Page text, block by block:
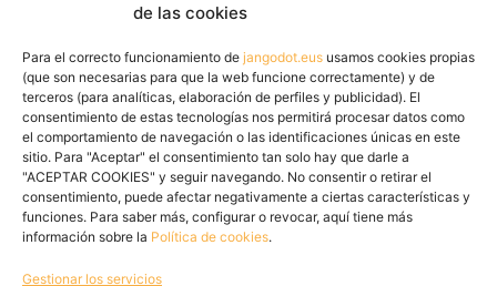
de las cookies
Para el correcto funcionamiento de jangodot.eus usamos cookies propias
(que son necesarias para que la web funcione correctamente) y de
terceros (para analíticas, elaboración de perfiles y publicidad). El
consentimiento de estas tecnologías nos permitirá procesar datos como
el comportamiento de navegación o las identificaciones únicas en este
sitio. Para "Aceptar" el consentimiento tan solo hay que darle a
"ACEPTAR COOKIES" y seguir navegando. No consentir o retirar el
consentimiento, puede afectar negativamente a ciertas características y
funciones. Para saber más, configurar o revocar, aquí tiene más
información sobre la Política de cookies.
Gestionar los servicios